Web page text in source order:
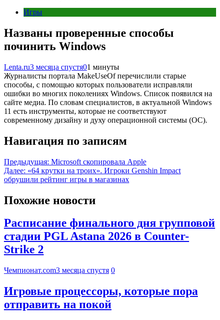
Игры
Названы проверенные способы
починить Windows
Lenta.ru3 месяца спустя01 минуты
Журналисты портала MakeUseOf перечислили старые
способы, с помощью которых пользователи исправляли
ошибки во многих поколениях Windows. Список появился на
сайте медиа. По словам специалистов, в актуальной Windows
11 есть инструменты, которые не соответствуют
современному дизайну и духу операционной системы (ОС).
Навигация по записям
Предыдущая: Microsoft скопировала Apple
Далее: «64 крутки на троих». Игроки Genshin Impact
обрушили рейтинг игры в магазинах
Похожие новости
Расписание финального дня групповой
стадии PGL Astana 2026 в Counter-
Strike 2
Чемпионат.com3 месяца спустя 0
Игровые процессоры, которые пора
отправить на покой